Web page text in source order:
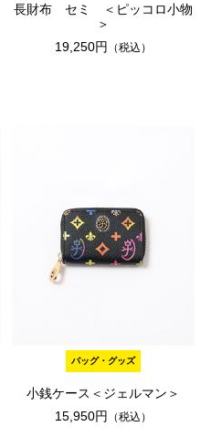
長財布 セミ ＜ピッコロ小物
＞
19,250円 （税込）
バッグ・グッズ
小銭ケース＜ジェルマン＞
15,950円
（税込）